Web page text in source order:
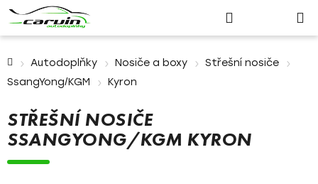
Přihlášení
košík
Autodoplňky Nosiče a boxy
Střešní nosiče
SsangYong/KGM
Kyron
STŘEŠNÍ NOSIČE
SSANGYONG/KGM KYRON